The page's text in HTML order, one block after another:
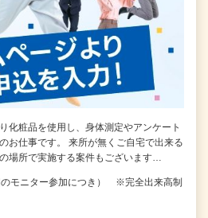
化粧品を使用し、身体測定やアンケート
お仕事です。 来所が無くご自宅で出来る
場所で実施する案件もございます…
モニター参加につき） ※完全出来高制